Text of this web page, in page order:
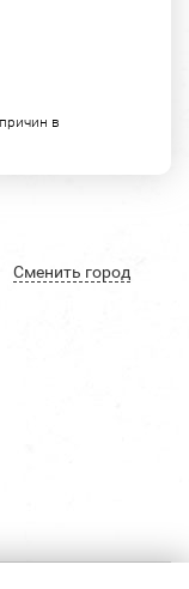
в
Cменить город